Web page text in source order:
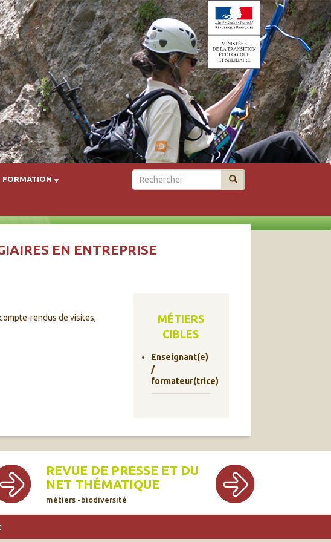
FORMATION Rechercher
EN ENTREPRISE
rendus de visites,
MÉTIERS
CIBLES
Enseignant(e)
/
formateur(trice)
REVUE DE PRESSE ET DU
NET THÉMATIQUE
métiers -biodiversité